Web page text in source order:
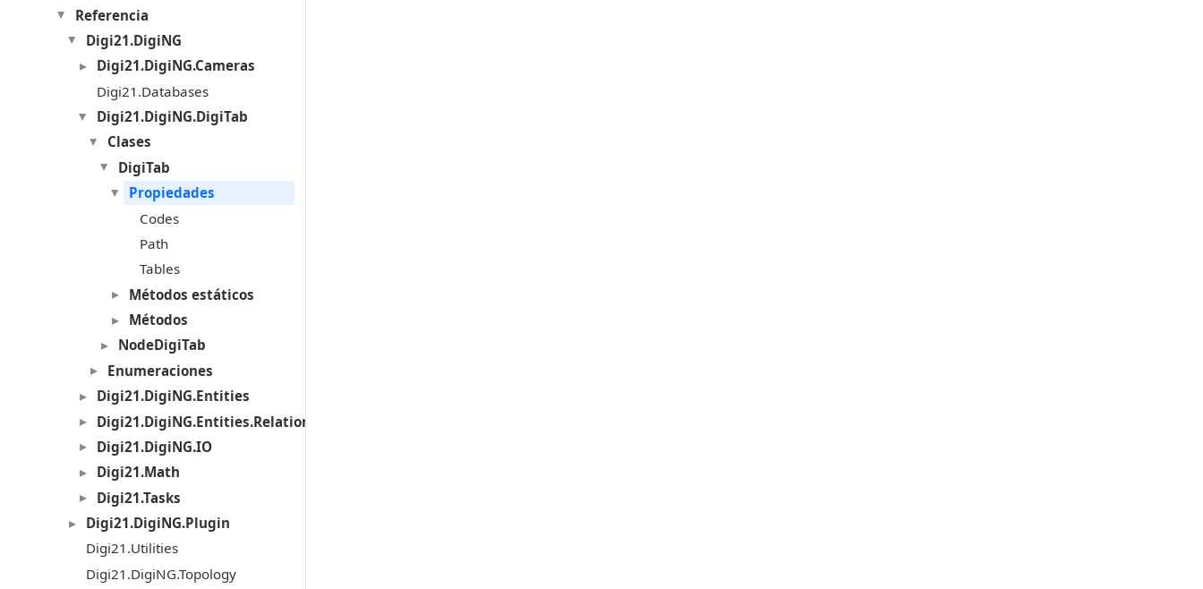
Referencia
Digi21.DigiNG
Digi21.DigiNG.Cameras
Digi21.Databases
Digi21.DigiNG.DigiTab
Clases
DigiTab
Propiedades
Codes
Path
Tables
Métodos estáticos
Métodos
NodeDigiTab
Enumeraciones
Digi21.DigiNG.Entities
Digi21.DigiNG.Entities.Relations
Digi21.DigiNG.IO
Digi21.Math
Digi21.Tasks
Digi21.DigiNG.Plugin
Digi21.Utilities
Digi21.DigiNG.Topology